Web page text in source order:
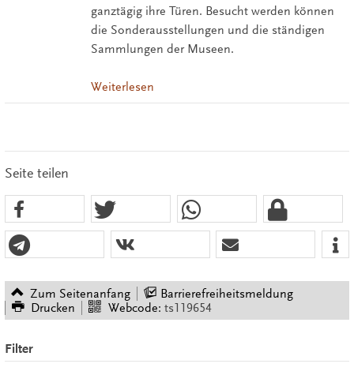
ganztägig ihre Türen. Besucht werden können
die Sonderausstellungen und die ständigen
Sammlungen der Museen.
Weiterlesen
Seite teilen
Zum Seitenanfang
Barrierefreiheitsmeldung
Drucken
Webcode: ts119654
Filter